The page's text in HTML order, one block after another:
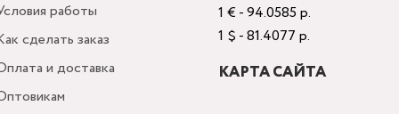
работы
сделать заказ
и доставка
1 € - 94.0585 р.
1 $ - 81.4077 р.
КАРТА САЙТА